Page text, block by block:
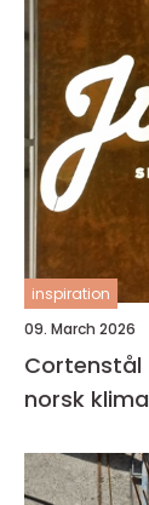
inspiration
09. March 2026
Cortenstål robust uttrykk og lang levetid i
norsk klima